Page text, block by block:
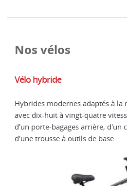
Nos vélos
Vélo hybride
Hybrides modernes adaptés à la
avec dix-huit à vingt-quatre
d'un porte-bagages arrière, d'un
d'une trousse à outils de base.